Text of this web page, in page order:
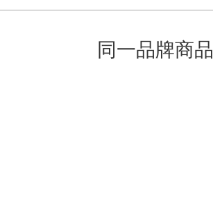
同一品牌商品